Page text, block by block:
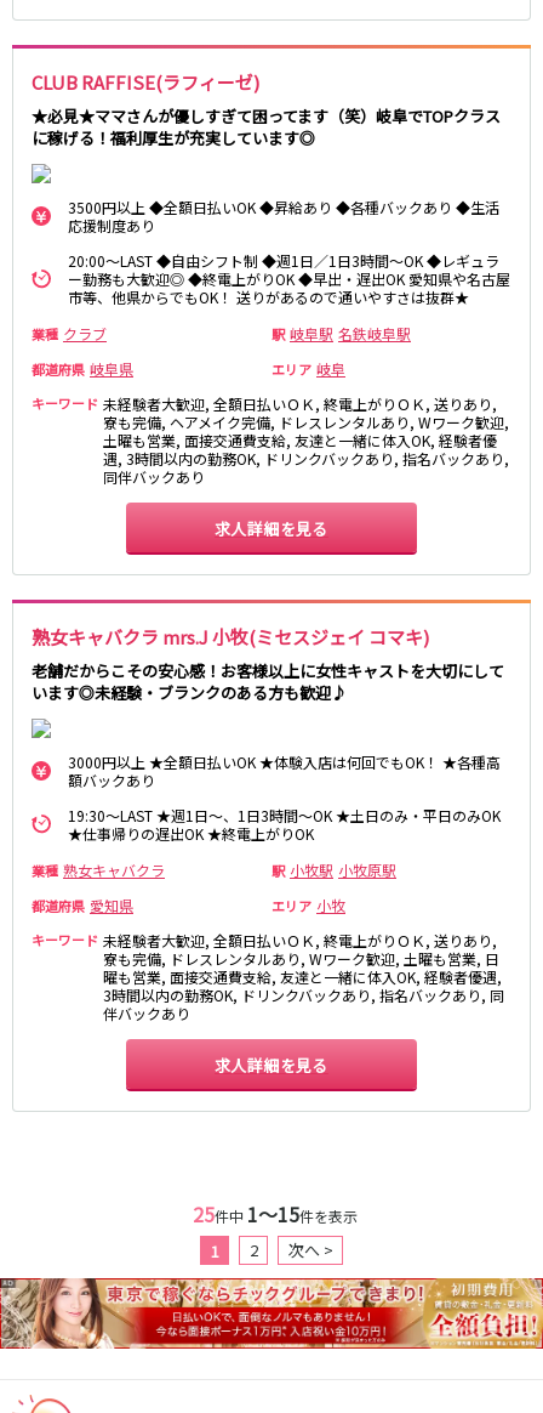
CLUB RAFFISE(ラフィーゼ)
★必見★ママさんが優しすぎて困ってます（笑）岐阜でTOPクラス
に稼げる！福利厚生が充実しています◎
3500円以上 ◆全額日払いOK ◆昇給あり ◆各種バックあり ◆生活
応援制度あり
20:00～LAST ◆自由シフト制 ◆週1日／1日3時間～OK ◆レギュラ
ー勤務も大歓迎◎ ◆終電上がりOK ◆早出・遅出OK 愛知県や名古屋
市等、他県からでもOK！ 送りがあるので通いやすさは抜群★
業種 クラブ 駅 岐阜駅 名鉄岐阜駅
都道府県 岐阜県 エリア 岐阜
キーワード 未経験者大歓迎, 全額日払いＯＫ, 終電上がりＯＫ, 送りあり,
寮も完備, ヘアメイク完備, ドレスレンタルあり, Wワーク歓迎,
土曜も営業, 面接交通費支給, 友達と一緒に体入OK, 経験者優
遇, 3時間以内の勤務OK, ドリンクバックあり, 指名バックあり,
同伴バックあり
求人詳細を見る
熟女キャバクラ mrs.J 小牧(ミセスジェイ コマキ)
老舗だからこその安心感！お客様以上に女性キャストを大切にして
います◎未経験・ブランクのある方も歓迎♪
3000円以上 ★全額日払いOK ★体験入店は何回でもOK！ ★各種高
額バックあり
19:30～LAST ★週1日～、1日3時間～OK ★土日のみ・平日のみOK
★仕事帰りの遅出OK ★終電上がりOK
業種 熟女キャバクラ 駅 小牧駅 小牧原駅
都道府県 愛知県 エリア 小牧
キーワード 未経験者大歓迎, 全額日払いＯＫ, 終電上がりＯＫ, 送りあり,
寮も完備, ドレスレンタルあり, Wワーク歓迎, 土曜も営業, 日
曜も営業, 面接交通費支給, 友達と一緒に体入OK, 経験者優遇,
3時間以内の勤務OK, ドリンクバックあり, 指名バックあり, 同
伴バックあり
求人詳細を見る
25件中 1〜15件を表示
1 2 次へ >